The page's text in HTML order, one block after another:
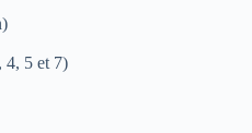
4, 5 et 7)